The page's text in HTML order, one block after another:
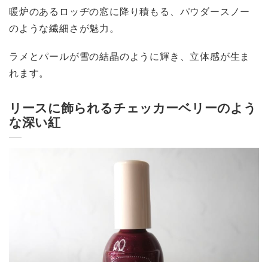
暖炉のあるロッヂの窓に降り積もる、パウダースノー
のような繊細さが魅力。
ラメとパールが雪の結晶のように輝き、立体感が生ま
れます。
リースに飾られるチェッカーベリーのよう
な深い紅